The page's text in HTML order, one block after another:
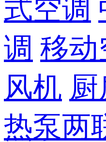
式空调
调 移动
风机 厨
热泵两